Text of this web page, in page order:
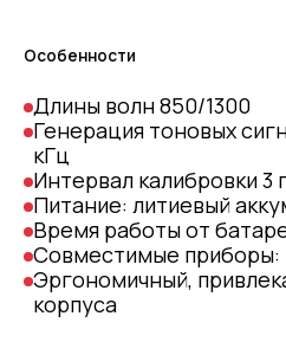
Особенности
Длины волн 850/1300
Генерация тоновых
кГц
Интервал калибровки 3
Питание: литиевый
Время работы от
Совместимые приборы:
Эргономичный,
корпуса